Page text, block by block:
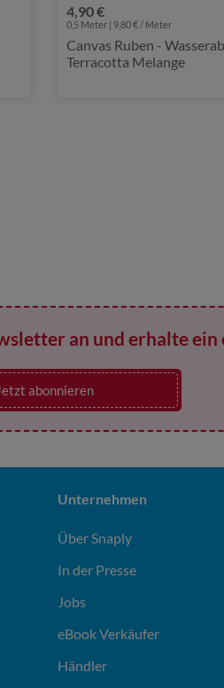
4,90 €
0,5 Meter | 9,80 € / Meter
Canvas Ruben -
Terracotta Melange
an und erhalte ein
abonnieren
Unternehmen
Über Snaply
In der Presse
Jobs
eBook Verkäufer
Händler